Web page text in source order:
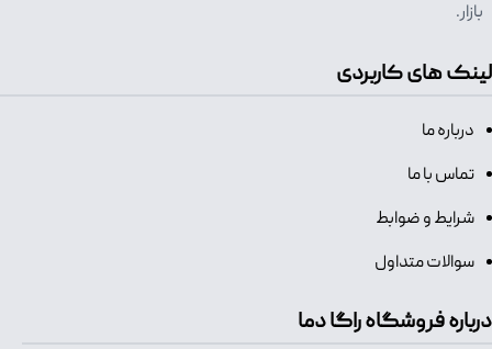
بازار.
لینک های کاربردی
درباره ما
تماس با ما
شرایط و ضوابط
سوالات متداول
درباره فروشگاه راگا دما